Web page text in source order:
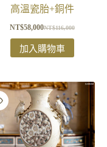
高溫瓷胎+銅件
NT$116,000
NT$58,000
加入購物車